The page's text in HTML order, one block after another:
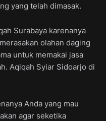
yang telah dimasak.
Surabaya karenanya
olahan daging
untuk memakai jasa
Aqiqah Syiar Sidoarjo di
Anda yang mau
agar seketika